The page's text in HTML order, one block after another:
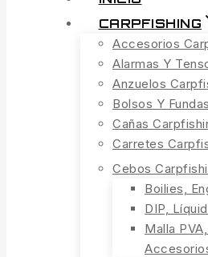
CARPFISHING
Accesorios
Alarmas Y
Anzuelos
Bolsos Y Fundas
Cañas
Carretes
Cebos
Boilies,
DIP,
Malla